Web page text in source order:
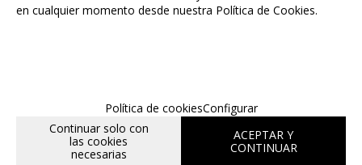
en cualquier momento desde nuestra Política de Cookies.
Política de cookiesConfigurar
Continuar solo con
las cookies
necesarias
ACEPTAR Y
CONTINUAR